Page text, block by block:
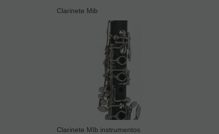
Clarinete Mib
Clarinete MIb instrumentos